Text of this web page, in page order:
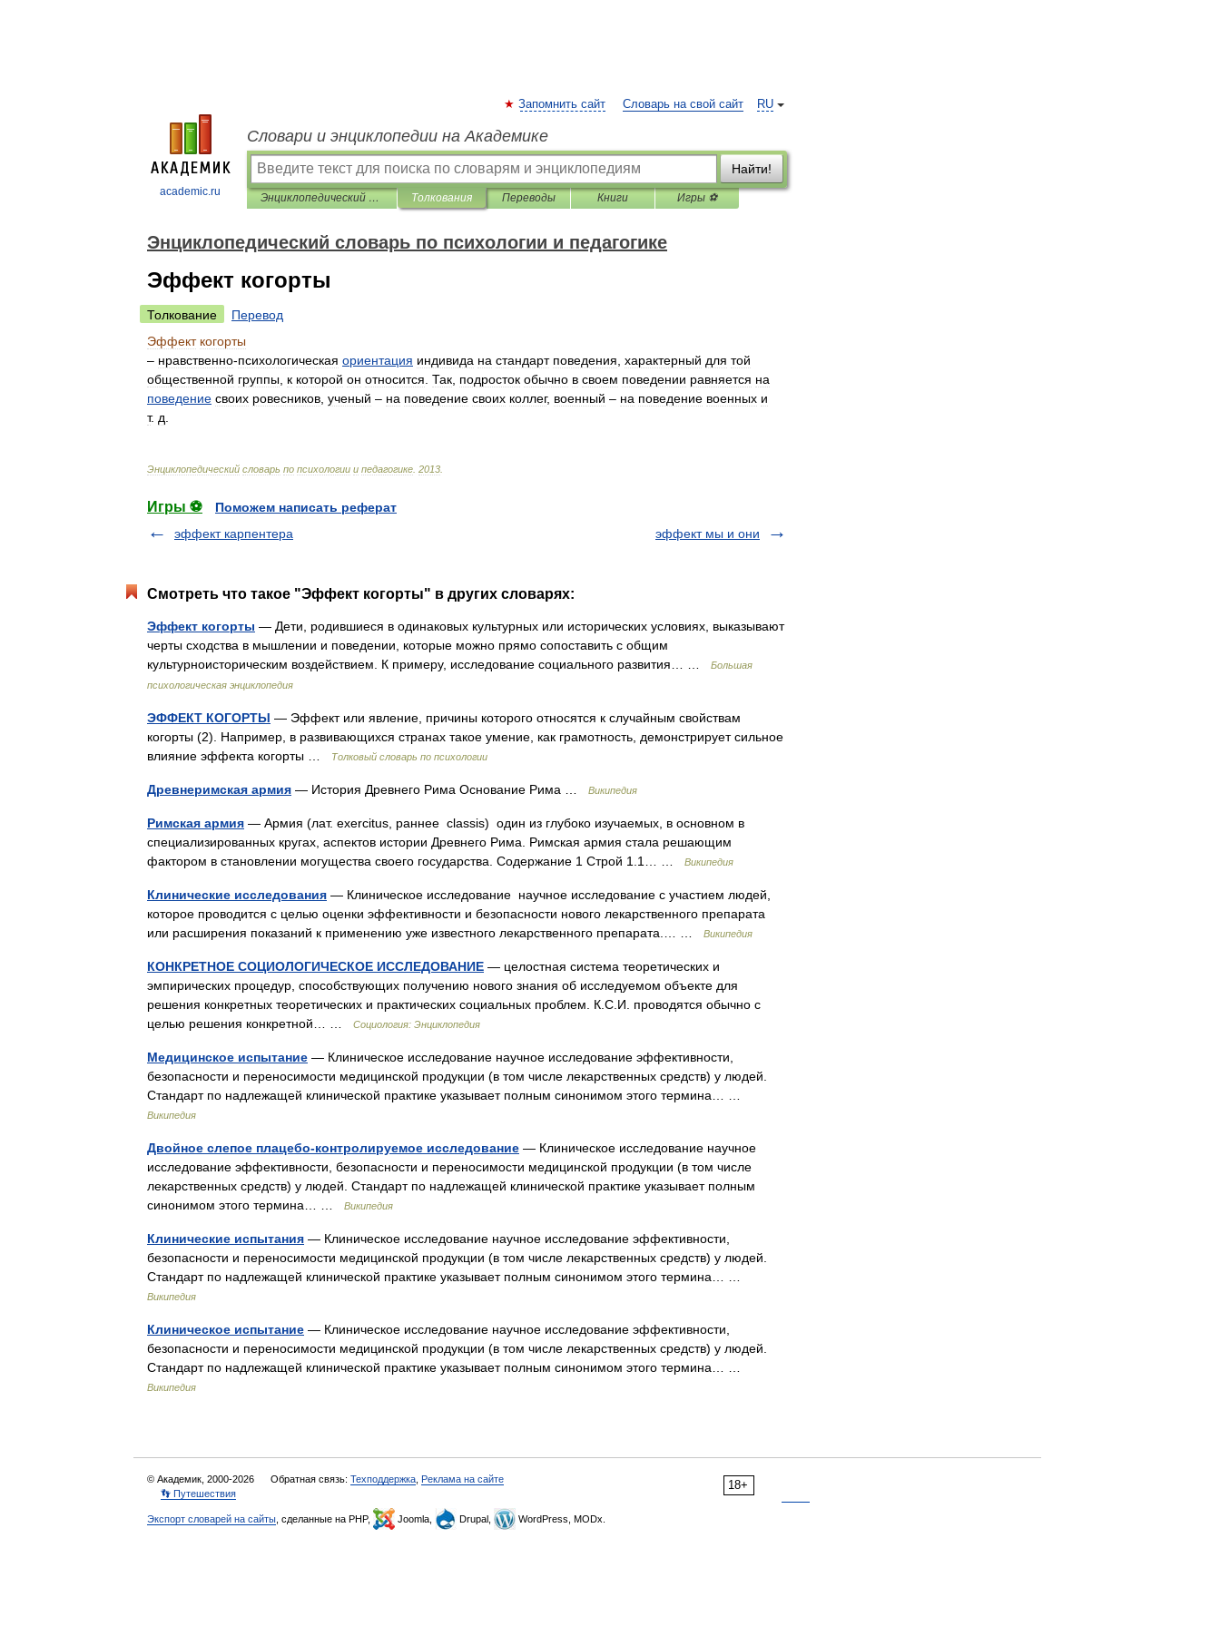
academic.ru
RU
Запомнить сайт Словарь на свой сайт
Словари и энциклопедии на Академике
Найти!
Энциклопедический словарь по психологии и педагогике Толкования Переводы Книги Игры ⚽
Энциклопедический словарь по психологии и педагогике
Эффект когорты
Толкование
Перевод
Эффект когорты
– нравственно-психологическая ориентация индивида на стандарт поведения характерный для той
общественной группы к которой он относится Так подросток обычно в своем поведении равняется на
поведение своих ровесников ученый – на поведение своих коллег, военный – на поведение военных и
т. д
Энциклопедический словарь по психологии и педагогике 2013
Игры ⚽
Поможем написать реферат
эффект карпентера
эффект мы и они
Смотреть что такое "Эффект когорты" в других словарях:
Эффект когорты — Дети, родившиеся в одинаковых культурных или исторических условиях, выказывают
черты сходства в мышлении и поведении, которые можно прямо сопоставить с общим
культурноисторическим воздействием. К примеру, исследование социального развития… …
Большая
психологическая энциклопедия
ЭФФЕКТ КОГОРТЫ — Эффект или явление, причины которого относятся к случайным свойствам
когорты (2). Например, в развивающихся странах такое умение, как грамотность, демонстрирует сильное
влияние эффекта когорты …
Толковый словарь по психологии
Древнеримская армия — История Древнего Рима Основание Рима … Википедия
Римская армия — Армия (лат. exercitus, раннее classis) один из глубоко изучаемых, в основном в
специализированных кругах, аспектов истории Древнего Рима. Римская армия стала решающим
фактором в становлении могущества своего государства. Содержание 1 Строй 1.1… …
Википедия
Клинические исследования — Клиническое исследование научное исследование с участием людей,
которое проводится с целью оценки эффективности и безопасности нового лекарственного препарата
или расширения показаний к применению уже известного лекарственного препарата.… …
Википедия
КОНКРЕТНОЕ СОЦИОЛОГИЧЕСКОЕ ИССЛЕДОВАНИЕ — целостная система теоретических и
эмпирических процедур, способствующих получению нового знания об исследуемом объекте для
решения конкретных теоретических и практических социальных проблем. К.С.И. проводятся обычно с
целью решения конкретной… …
Социология: Энциклопедия
Медицинское испытание — Клиническое исследование научное исследование эффективности,
безопасности и переносимости медицинской продукции (в том числе лекарственных средств) у людей.
Стандарт по надлежащей клинической практике указывает полным синонимом этого термина… …
Википедия
Двойное слепое плацебо-контролируемое исследование — Клиническое исследование научное
исследование эффективности, безопасности и переносимости медицинской продукции (в том числе
лекарственных средств) у людей. Стандарт по надлежащей клинической практике указывает полным
синонимом этого термина… …
Википедия
Клинические испытания — Клиническое исследование научное исследование эффективности,
безопасности и переносимости медицинской продукции (в том числе лекарственных средств) у людей.
Стандарт по надлежащей клинической практике указывает полным синонимом этого термина… …
Википедия
Клиническое испытание — Клиническое исследование научное исследование эффективности,
безопасности и переносимости медицинской продукции (в том числе лекарственных средств) у людей.
Стандарт по надлежащей клинической практике указывает полным синонимом этого термина… …
Википедия
18+
© Академик, 2000-2026 Обратная связь: Техподдержка Реклама на сайте
👣 Путешествия
Экспорт словарей на сайты , сделанные на PHP, Joomla, Drupal, WordPress, MODx.